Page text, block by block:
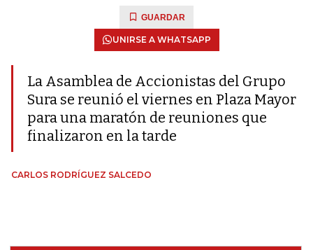
GUARDAR
UNIRSE A WHATSAPP
La Asamblea de Accionistas del Grupo
Sura se reunió el viernes en Plaza Mayor
para una maratón de reuniones que
finalizaron en la tarde
CARLOS RODRÍGUEZ SALCEDO